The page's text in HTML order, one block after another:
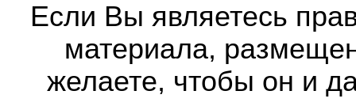
Если Вы являетесь
материала,
желаете, чтобы он и